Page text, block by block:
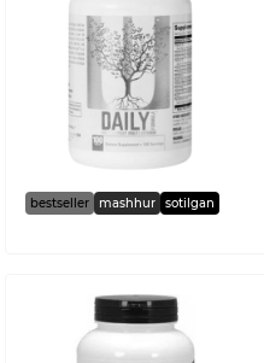
bestseller mashhur sotilgan